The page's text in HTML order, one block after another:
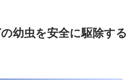
幼虫を安全に駆除する